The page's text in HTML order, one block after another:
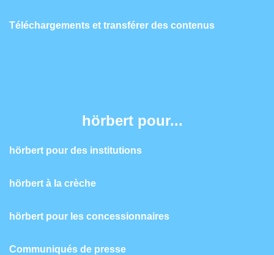
Téléchargements et transférer des contenus
hörbert pour...
hörbert pour des institutions
hörbert à la crèche
hörbert pour les concessionnaires
Communiqués de presse